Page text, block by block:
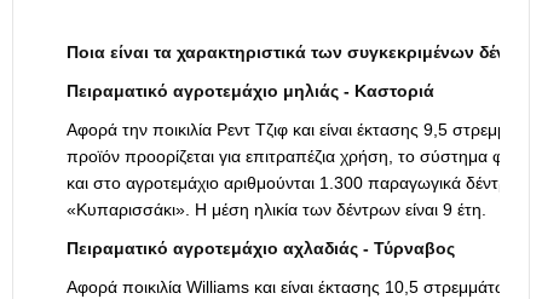
Ποια είναι τα χαρακτηριστικά των συγκεκριμένων
Πειραματικό αγροτεμάχιο μηλιάς - Καστοριά
Αφορά την ποικιλία Ρεντ Τζιφ και είναι έκτασης 9,5
προϊόν προορίζεται για επιτραπέζια χρήση, το σύστημα
και στο αγροτεμάχιο αριθμούνται 1.300 παραγωγικά
«Κυπαρισσάκι». Η μέση ηλικία των δέντρων είναι 9 έτη.
Πειραματικό αγροτεμάχιο αχλαδιάς - Τύρναβος
Αφορά ποικιλία Williams και είναι έκτασης 10,5 στρεμμάτων.